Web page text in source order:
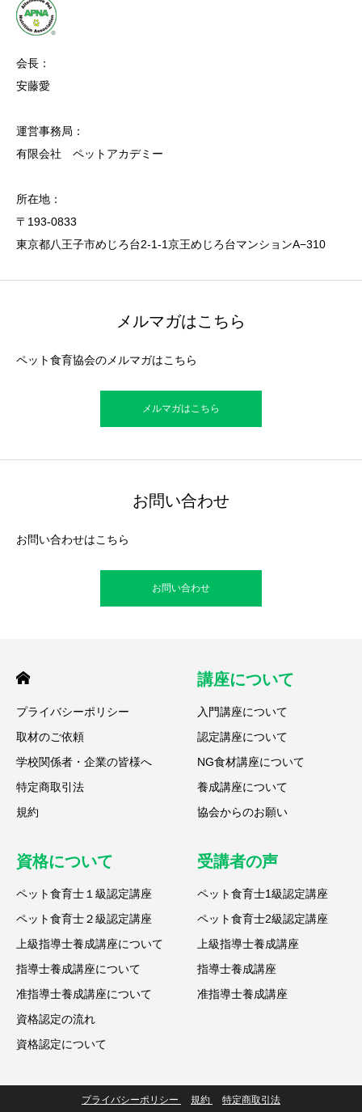
会長：
安藤愛
運営事務局：
有限会社 ペットアカデミー
所在地：
〒193-0833
東京都八王子市めじろ台2-1-1京王めじろ台マンションA−310
メルマガはこちら
ペット食育協会のメルマガはこちら
メルマガはこちら
お問い合わせ
お問い合わせはこちら
お問い合わせ
プライバシーポリシー
取材のご依頼
学校関係者・企業の皆様へ
特定商取引法
規約
講座について
入門講座について
認定講座について
NG食材講座について
養成講座について
協会からのお願い
資格について
ペット食育士１級認定講座
ペット食育士２級認定講座
上級指導士養成講座について
指導士養成講座について
准指導士養成講座について
資格認定の流れ
資格認定について
受講者の声
ペット食育士1級認定講座
ペット食育士2級認定講座
上級指導士養成講座
指導士養成講座
准指導士養成講座
プライバシーポリシー 規約 特定商取引法